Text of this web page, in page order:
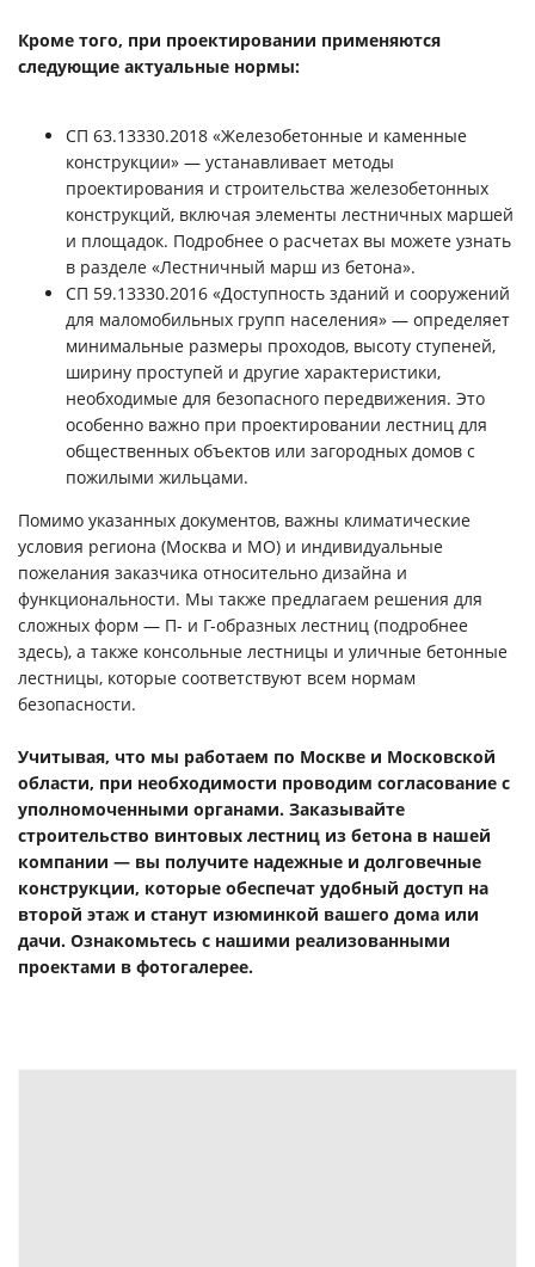
Кроме того, при проектировании применяются
следующие актуальные нормы:
СП 63.13330.2018 «Железобетонные и каменные
конструкции» — устанавливает методы
проектирования и строительства железобетонных
конструкций, включая элементы лестничных маршей
и площадок. Подробнее о расчетах вы можете узнать
в разделе «Лестничный марш из бетона».
СП 59.13330.2016 «Доступность зданий и сооружений
для маломобильных групп населения» — определяет
минимальные размеры проходов, высоту ступеней,
ширину проступей и другие характеристики,
необходимые для безопасного передвижения. Это
особенно важно при проектировании лестниц для
общественных объектов или загородных домов с
пожилыми жильцами.
Помимо указанных документов, важны климатические
условия региона (Москва и МО) и индивидуальные
пожелания заказчика относительно дизайна и
функциональности. Мы также предлагаем решения для
сложных форм — П- и Г-образных лестниц (подробнее
здесь), а также консольные лестницы и уличные бетонные
лестницы, которые соответствуют всем нормам
безопасности.
Учитывая, что мы работаем по Москве и Московской
области, при необходимости проводим согласование с
уполномоченными органами. Заказывайте
строительство винтовых лестниц из бетона в нашей
компании — вы получите надежные и долговечные
конструкции, которые обеспечат удобный доступ на
второй этаж и станут изюминкой вашего дома или
дачи. Ознакомьтесь с нашими реализованными
проектами в фотогалерее.